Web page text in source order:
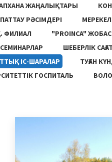
ЖАҢАЛЫҚТАРЫ
РӘСІМДЕРІ
ФИЛИАЛ
"PROINCA"
СЕМИНАРЛАР
ШЕБЕРЛІК
ІС-ШАРАЛАР
ТУҒАН
ГОСПИТАЛЬ